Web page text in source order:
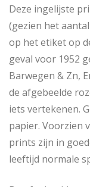
Deze ingelijste
(gezien het
op het etiket op
geval voor 1952
Barwegen & Zn,
de afgebeelde
iets vertekenen.
papier. Voorzien
prints zijn in
leeftijd normale